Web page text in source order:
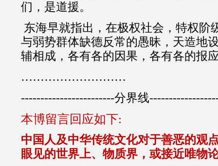
们，是道援。
东海早就指出，在极权社会，特权阶
与弱势群体缺德反常的愚昧，天造地
辅相成，各有各的因果，各有各的报
………………………
------------------------分界线
本博留言回应如下:
中国人及中华传统文化对于善恶的观
眼见的世界上、物质界，或接近唯物